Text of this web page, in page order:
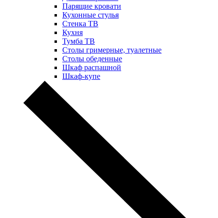
Парящие кровати
Кухонные стулья
Стенка ТВ
Кухня
Тумба ТВ
Столы гримерные, туалетные
Столы обеденные
Шкаф распашной
Шкаф-купе